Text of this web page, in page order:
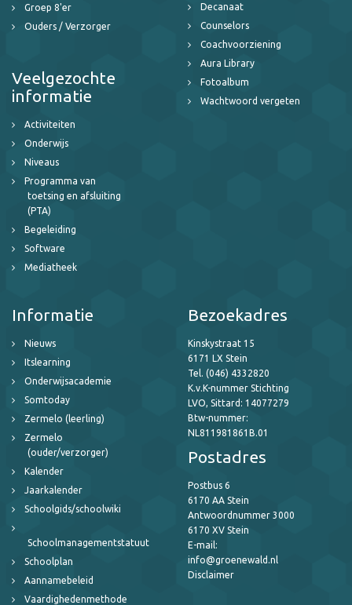
Groep 8'er
Ouders / Verzorger
Veelgezochte
informatie
Activiteiten
Onderwijs
Niveaus
Programma van
toetsing en afsluiting
(PTA)
Begeleiding
Software
Mediatheek
Decanaat
Counselors
Coachvoorziening
Aura Library
Fotoalbum
Wachtwoord vergeten
Informatie
Nieuws
Itslearning
Onderwijsacademie
Somtoday
Zermelo (leerling)
Zermelo
(ouder/verzorger)
Kalender
Jaarkalender
Schoolgids/schoolwiki
Schoolmanagementstatuut
Schoolplan
Aannamebeleid
Vaardighedenmethode
Bezoekadres
Kinskystraat 15
6171 LX Stein
Tel. (046) 4332820
K.v.K-nummer Stichting
LVO, Sittard: 14077279
Btw-nummer:
NL811981861B.01
Postadres
Postbus 6
6170 AA Stein
Antwoordnummer 3000
6170 XV Stein
E-mail:
info@groenewald.nl
Disclaimer